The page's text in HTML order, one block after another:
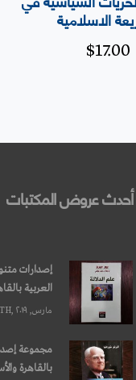
قراءة المزيد
الاسلامية
$17.00
أحدث عروض المكتبات
إصدارات
العربية
مارس, ۱۲TH, ۲۰۱۹
مجموعة
بالقاهرة